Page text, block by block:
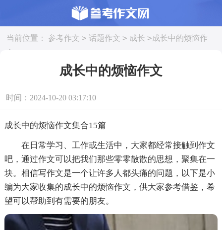
当前位置： 参考作文 > 话题作文 > 成长 >成长中的烦恼作
文
成长中的烦恼作文
时间：2024-10-20 03:17:10
成长中的烦恼作文集合15篇
在日常学习、工作或生活中，大家都经常接触到作文
吧，通过作文可以把我们那些零零散散的思想，聚集在一
块。相信写作文是一个让许多人都头痛的问题，以下是小
编为大家收集的成长中的烦恼作文，供大家参考借鉴，希
望可以帮助到有需要的朋友。